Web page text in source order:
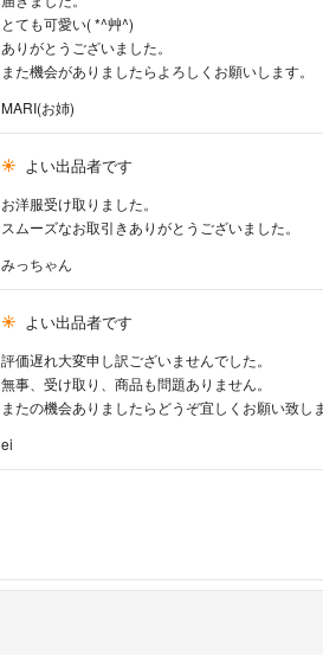
とても可愛い( *^艸^)
ありがとうございました。
また機会がありましたらよろしくお願いします。
MARI(お姉)
よい出品者です
お洋服受け取りました。
スムーズなお取引きありがとうございました。
みっちゃん
よい出品者です
評価遅れ大変申し訳ございませんでした。
無事、受け取り、商品も問題ありません。
またの機会ありましたらどうぞ宜しくお願い致しま
ei